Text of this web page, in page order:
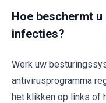
Hoe beschermt
infecties?
Werk uw
antivirusprogramma
het klikken op links of